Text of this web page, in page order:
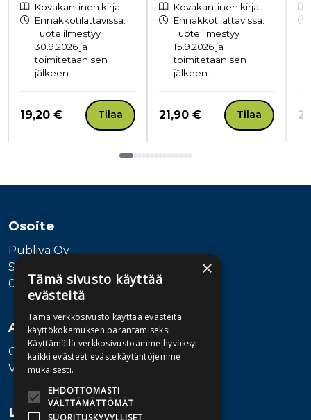
Kovakantinen kirja
Ennakkotilattavissa.
Tuote ilmestyy
30.9.2026 ja
toimitetaan sen
jälkeen.
Hinta nyt
19,20 € Tilaa
Kovakantinen kirja
Ennakkotilattavissa.
Tuote ilmestyy
15.9.2026 ja
toimitetaan sen
jälkeen.
Hinta nyt
21,90 € Tilaa
Osoite
Publiva Oy
Sörnäistenkatu 1
00580 Helsinki
Asiakaspalvelu
Ota yhteyttä
Vaihde: 010 345100
Lisätietoa
×
Tämä sivusto käyttää
evästeitä
Tämä verkkosivusto käyttää evästeitä
käyttökokemuksen parantamiseksi.
Käyttämällä verkkosivustoamme hyväksyt
kaikki evästeet evästekäytäntöjemme
mukaisesti.
EHDOTTOMASTI
VÄLTTÄMÄTTÖMÄT
SUORITUSKYVYLLISET